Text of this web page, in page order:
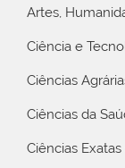
Artes,
Ciência e
Ciências
Ciências da
Ciências